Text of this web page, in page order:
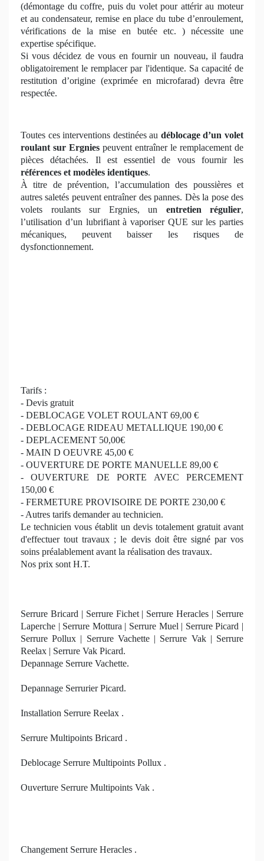
(démontage du coffre, puis du volet pour attérir au moteur
et au condensateur, remise en place du tube d’enroulement,
vérifications de la mise en butée etc. ) nécessite une
expertise spécifique.
Si vous décidez de vous en fournir un nouveau, il faudra
obligatoirement le remplacer par l'identique. Sa capacité de
restitution d’origine (exprimée en microfarad) devra être
respectée.
Toutes ces interventions destinées au déblocage d’un volet
roulant sur Ergnies peuvent entraîner le remplacement de
pièces détachées. Il est essentiel de vous fournir les
références et modèles identiques.
À titre de prévention, l’accumulation des poussières et
autres saletés peuvent entraîner des pannes. Dès la pose des
volets roulants sur Ergnies, un entretien régulier,
l’utilisation d’un lubrifiant à vaporiser QUE sur les parties
mécaniques, peuvent baisser les risques de
dysfonctionnement.
Tarifs :
- Devis gratuit
- DEBLOCAGE VOLET ROULANT 69,00 €
- DEBLOCAGE RIDEAU METALLIQUE 190,00 €
- DEPLACEMENT 50,00€
- MAIN D OEUVRE 45,00 €
- OUVERTURE DE PORTE MANUELLE 89,00 €
- OUVERTURE DE PORTE AVEC PERCEMENT
150,00 €
- FERMETURE PROVISOIRE DE PORTE 230,00 €
- Autres tarifs demander au technicien.
Le technicien vous établit un devis totalement gratuit avant
d'effectuer tout travaux ; le devis doit être signé par vos
soins préalablement avant la réalisation des travaux.
Nos prix sont H.T.
Serrure Bricard | Serrure Fichet | Serrure Heracles | Serrure
Laperche | Serrure Mottura | Serrure Muel | Serrure Picard |
Serrure Pollux | Serrure Vachette | Serrure Vak | Serrure
Reelax | Serrure Vak Picard.
Depannage Serrure Vachette.
Depannage Serrurier Picard.
Installation Serrure Reelax .
Serrure Multipoints Bricard .
Deblocage Serrure Multipoints Pollux .
Ouverture Serrure Multipoints Vak .
Changement Serrure Heracles .